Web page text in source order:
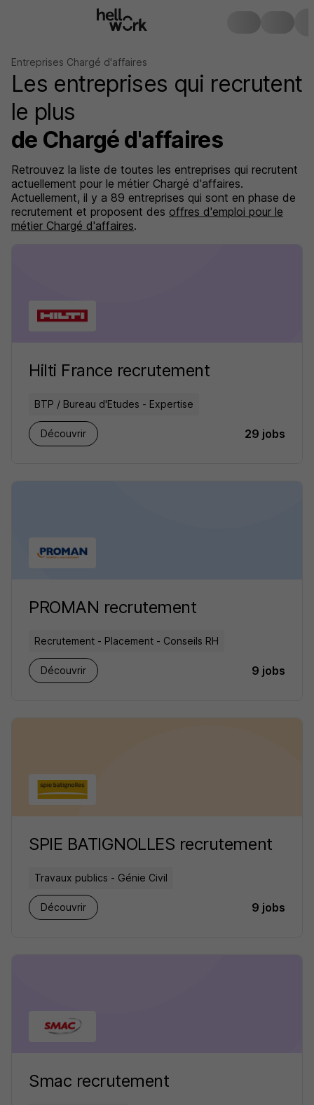
Entreprises Chargé d'affaires
Les entreprises qui recrutent
le plus
de Chargé d'affaires
Retrouvez la liste de toutes les entreprises qui recrutent
actuellement pour le métier Chargé d'affaires.
Actuellement, il y a 89 entreprises qui sont en phase de
recrutement et proposent des offres d'emploi pour le
métier Chargé d'affaires.
Hilti France recrutement
BTP / Bureau d'Etudes - Expertise
Découvrir 29 jobs
PROMAN recrutement
Recrutement - Placement - Conseils RH
Découvrir 9 jobs
SPIE BATIGNOLLES recrutement
Travaux publics - Génie Civil
Découvrir 9 jobs
Smac recrutement